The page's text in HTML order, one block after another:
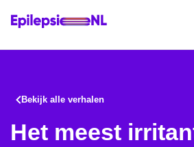
Bekijk alle verhalen
Het meest